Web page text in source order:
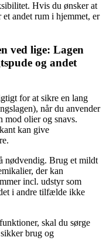
Hvis du ønsker at
et andet rum i hjemmet, er
ved lige: Lagen
og andet
for at sikre en lang
når du anvender
mod olier og snavs.
kan give
nødvendig. Brug et mildt
der kan
incl. udstyr som
i andre tilfælde ikke
skal du sørge
brug og